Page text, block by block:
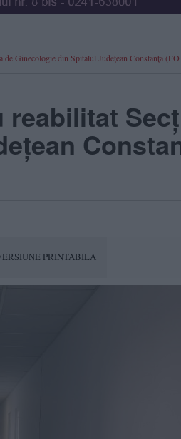
de Ginecologie din Spitalul Județean Constanța
PRINTABILA